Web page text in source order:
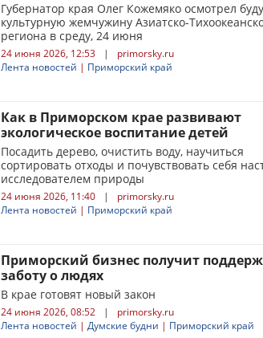
Губернатор края Олег Кожемяко осмотрел
культурную жемчужину Азиатско-
региона в среду, 24 июня
24 июня 2026, 12:53 |
primorsky.ru
Лента новостей | Приморский край
Как в Приморском крае развивают
экологическое воспитание детей
Посадить дерево, очистить воду, научиться
сортировать отходы и почувствовать себя
исследователем природы
24 июня 2026, 11:40 |
primorsky.ru
Лента новостей | Приморский край
Приморский бизнес получит
заботу о людях
В крае готовят новый закон
24 июня 2026, 08:52 |
primorsky.ru
Лента новостей | Думские будни | Приморский край